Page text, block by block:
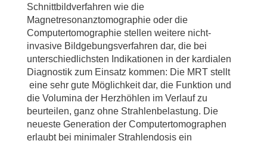
Schnittbildverfahren wie die
Magnetresonanztomographie oder die
Computertomographie stellen weitere nicht-
invasive Bildgebungsverfahren dar, die bei
unterschiedlichsten Indikationen in der kardialen
Diagnostik zum Einsatz kommen: Die MRT stellt
eine sehr gute Möglichkeit dar, die Funktion und
die Volumina der Herzhöhlen im Verlauf zu
beurteilen, ganz ohne Strahlenbelastung. Die
neueste Generation der Computertomographen
erlaubt bei minimaler Strahlendosis ein